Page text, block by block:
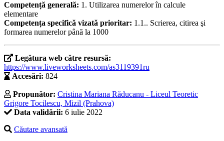
Competență generală: 1. Utilizarea numerelor în calcule
elementare
Competența specifică vizată prioritar: 1.1.. Scrierea, citirea şi
formarea numerelor până la 1000
Legătura web către resursă:
https://www.liveworksheets.com/as3119391ru
Accesări: 824
Propunător: Cristina Mariana Răducanu - Liceul Teoretic
Grigore Tocilescu, Mizil (Prahova)
Data validării: 6 iulie 2022
Căutare avansată